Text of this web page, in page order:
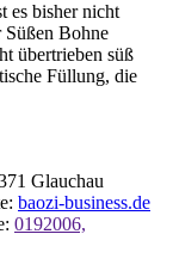
es bisher nicht
Bohne
übertrieben süß
Füllung, die
Glauchau
baozi-business.de
0192006,